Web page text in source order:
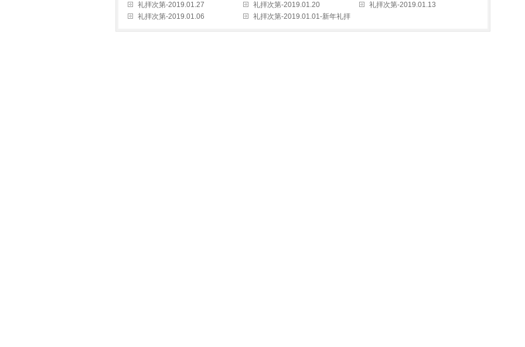
礼拝次第-2019.01.27 礼拝次第-2019.01.20
礼拝次第-2019.01.13
礼拝次第-2019.01.06
礼拝次第-2019.01.01-新年礼拝